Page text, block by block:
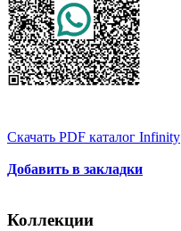
Скачать PDF каталог Infinity
Добавить в закладки
Коллекции